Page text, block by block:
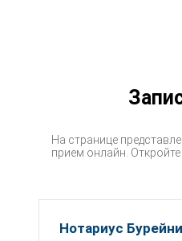
На странице
прием онлайн.
Нотариус